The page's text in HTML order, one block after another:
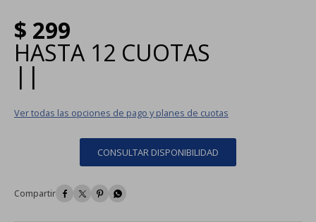
$ 299
HASTA 12 CUOTAS
| |
Ver todas las opciones de pago y planes de cuotas
CONSULTAR DISPONIBILIDAD
   